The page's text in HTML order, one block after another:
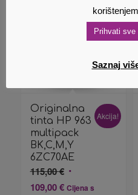
Originalna
tinta HP 963
multipack
BK,C,M,Y
6ZC70AE
115,00€ Izvorna
cijena
109,00€Trenutna
Cijena s
Akcija!
Prihvati sve
Saznaj